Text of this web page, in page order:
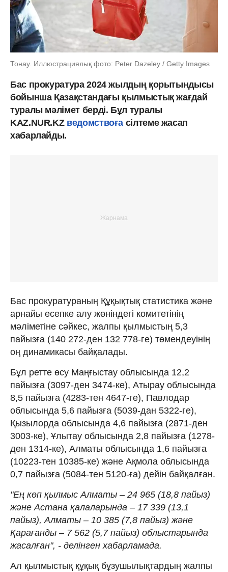
Тонау. Иллюстрациялық фото: Peter Dazeley / Getty Images
Бас прокуратура 2024 жылдың қорытындысы
бойынша Қазақстандағы қылмыстық жағдай
туралы мәлімет берді. Бұл туралы
KAZ.NUR.KZ ведомствоға сілтеме жасап
хабарлайды.
Бас прокуратураның Құқықтық статистика және
арнайы есепке алу жөніндегі комитетінің
мәліметіне сәйкес, жалпы қылмыстың 5,3
пайызға (140 272-ден 132 778-ге) төмендеуінің
оң динамикасы байқалады.
Бұл ретте өсу Маңғыстау облысында 12,2
пайызға (3097-ден 3474-ке), Атырау облысында
8,5 пайызға (4283-тен 4647-ге), Павлодар
облысында 5,6 пайызға (5039-дан 5322-ге),
Қызылорда облысында 4,6 пайызға (2871-ден
3003-ке), Ұлытау облысында 2,8 пайызға (1278-
ден 1314-ке), Алматы облысында 1,6 пайызға
(10223-тен 10385-ке) және Ақмола облысында
0,7 пайызға (5084-тен 5120-ға) дейін байқалған.
"Ең көп қылмыс Алматы – 24 965 (18,8 пайыз)
және Астана қалаларында – 17 339 (13,1
пайыз), Алматы – 10 385 (7,8 пайыз) және
Қарағанды – 7 562 (5,7 пайыз) облыстарында
жасалған", - делінген хабарламада.
Ал қылмыстық құқық бұзушылықтардың жалпы